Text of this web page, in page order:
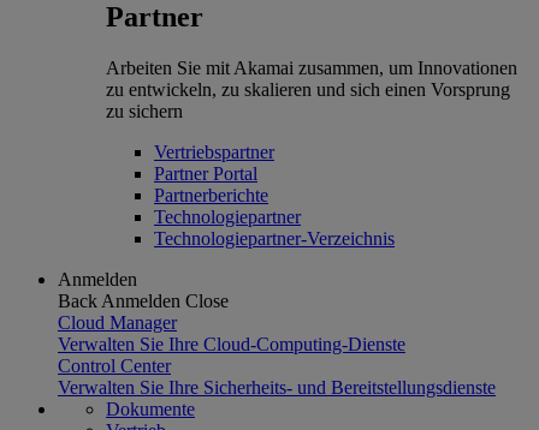
Partner
Arbeiten Sie mit Akamai zusammen, um Innovationen
zu entwickeln, zu skalieren und sich einen Vorsprung
zu sichern
Vertriebspartner
Partner Portal
Partnerberichte
Technologiepartner
Technologiepartner-Verzeichnis
Anmelden
Back Anmelden Close
Cloud Manager
Verwalten Sie Ihre Cloud-Computing-Dienste
Control Center
Verwalten Sie Ihre Sicherheits- und Bereitstellungsdienste
Dokumente